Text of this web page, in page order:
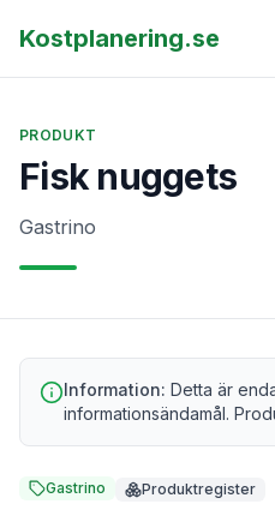
Kostplanering.se
PRODUKT
Fisk nuggets
Gastrino
Information: Detta är
informationsändamål.
Gastrino Produktregister